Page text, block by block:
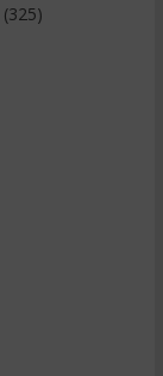
(325)